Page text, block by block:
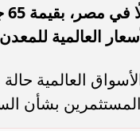
العالمية
العالمية
بشأن
وباكستان في تحالف
معادلات المنطقة؟